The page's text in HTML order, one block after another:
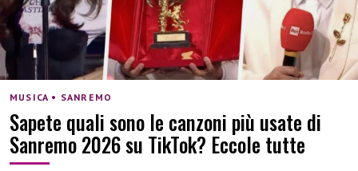
MUSICA • SANREMO
Sapete quali sono le canzoni più usate di
Sanremo 2026 su TikTok? Eccole tutte